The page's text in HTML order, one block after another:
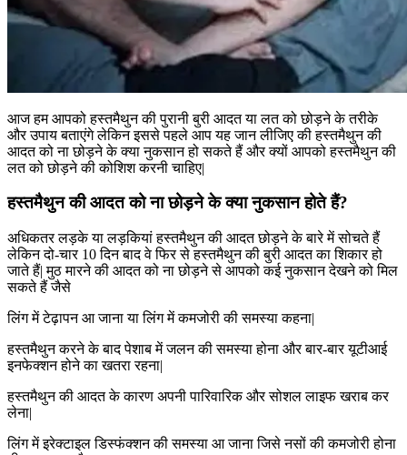
आज हम आपको हस्तमैथुन की पुरानी बुरी आदत या लत को छोड़ने के तरीके
और उपाय बताएंगे लेकिन इससे पहले आप यह जान लीजिए की हस्तमैथुन की
आदत को ना छोड़ने के क्या नुकसान हो सकते हैं और क्यों आपको हस्तमैथुन की
लत को छोड़ने की कोशिश करनी चाहिए|
हस्तमैथुन की आदत को ना छोड़ने के क्या नुकसान होते हैं?
अधिकतर लड़के या लड़कियां हस्तमैथुन की आदत छोड़ने के बारे में सोचते हैं
लेकिन दो-चार 10 दिन बाद वे फिर से हस्तमैथुन की बुरी आदत का शिकार हो
जाते हैं| मुठ मारने की आदत को ना छोड़ने से आपको कई नुकसान देखने को मिल
सकते हैं जैसे
लिंग में टेढ़ापन आ जाना या लिंग में कमजोरी की समस्या कहना|
हस्तमैथुन करने के बाद पेशाब में जलन की समस्या होना और बार-बार यूटीआई
इनफेक्शन होने का खतरा रहना|
हस्तमैथुन की आदत के कारण अपनी पारिवारिक और सोशल लाइफ खराब कर
लेना|
लिंग में इरेक्टाइल डिस्फंक्शन की समस्या आ जाना जिसे नसों की कमजोरी होना